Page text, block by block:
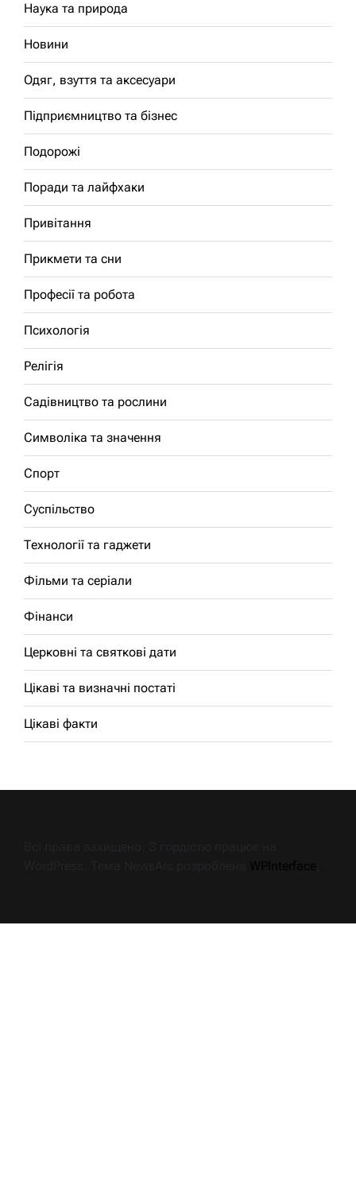
Наука та природа
Новини
Одяг, взуття та аксесуари
Підприємництво та бізнес
Подорожі
Поради та лайфхаки
Привітання
Прикмети та сни
Професії та робота
Психологія
Релігія
Садівництво та рослини
Символіка та значення
Спорт
Суспільство
Технології та гаджети
Фільми та серіали
Фінанси
Церковні та святкові дати
Цікаві та визначні постаті
Цікаві факти